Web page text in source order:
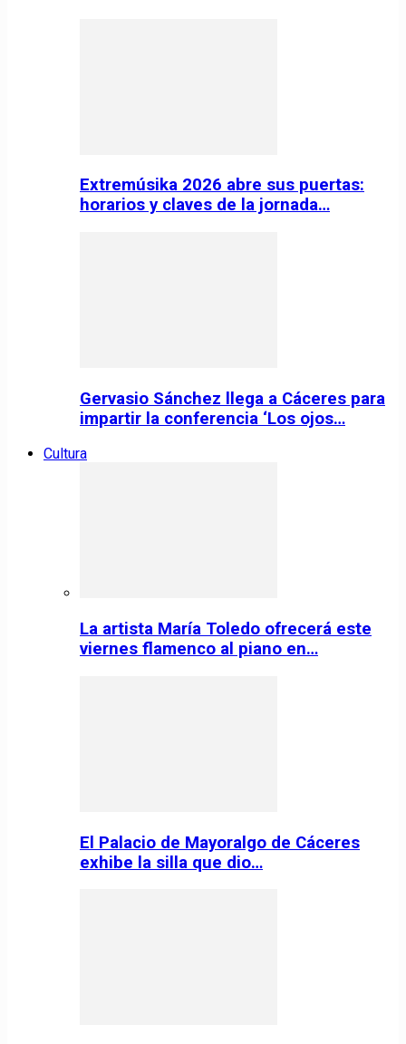
Extremúsika 2026 abre sus puertas:
horarios y claves de la jornada…
Gervasio Sánchez llega a Cáceres para
impartir la conferencia ‘Los ojos…
Cultura
La artista María Toledo ofrecerá este
viernes flamenco al piano en…
El Palacio de Mayoralgo de Cáceres
exhibe la silla que dio…